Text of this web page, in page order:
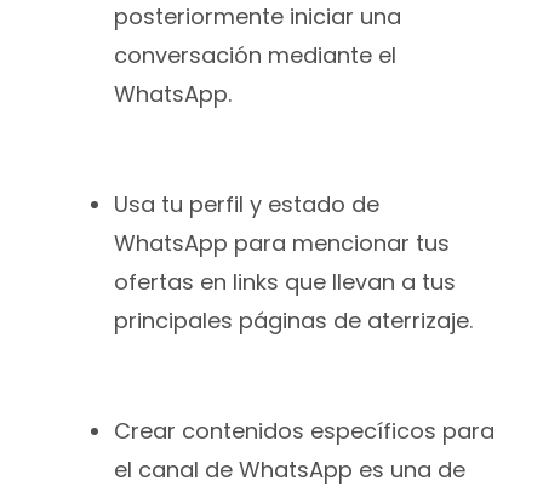
posteriormente iniciar una
conversación mediante el
WhatsApp.
Usa tu perfil y estado de
WhatsApp para mencionar tus
ofertas en links que llevan a tus
principales páginas de aterrizaje.
Crear contenidos específicos para
el canal de WhatsApp es una de